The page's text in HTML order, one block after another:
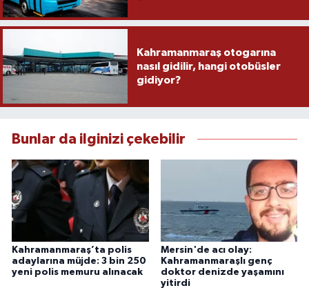
Kahramanmaraş otogarına
nasıl gidilir, hangi otobüsler
gidiyor?
Bunlar da ilginizi çekebilir
Kahramanmaraş’ta polis
adaylarına müjde: 3 bin 250
yeni polis memuru alınacak
Mersin'de acı olay:
Kahramanmaraşlı genç
doktor denizde yaşamını
yitirdi